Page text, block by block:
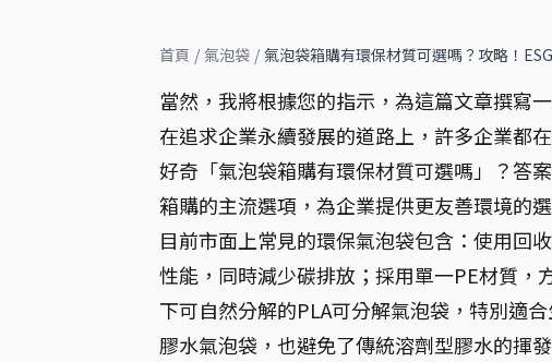
首頁 / 氣泡袋 / 氣泡袋箱購有環保材質可選嗎？攻略！
當然，我將根據您的指示，為這篇文章撰寫一
在追求企業永續發展的道路上，許多企業都
好奇「氣泡袋箱購有環保材質可選嗎」？答
箱購的主流選項，為企業提供更友善環境的選
目前市面上常見的環保氣泡袋包含：使用回
性能，同時減少碳排放；採用單一PE材質，
下可自然分解的PLA可分解氣泡袋，特別適
膠水氣泡袋，也避免了傳統溶劑型膠水的揮